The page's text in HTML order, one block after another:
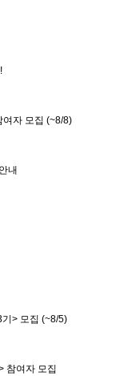
여자 모집 (~8/8)
내
> 모집 (~8/5)
참여자 모집